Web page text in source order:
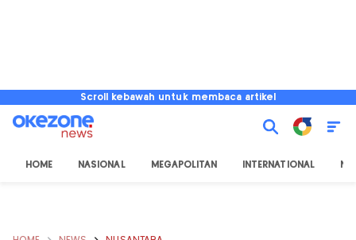
Scroll kebawah untuk membaca artikel
HOME NASIONAL MEGAPOLITAN INTERNATIONAL